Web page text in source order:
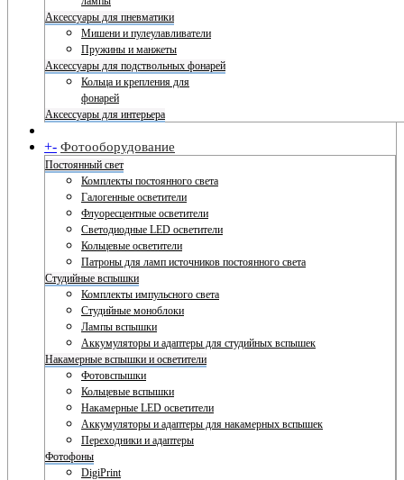
Аксессуары для пневматики
Мишени и пулеулавливатели
Пружины и манжеты
Аксессуары для подствольных фонарей
Кольца и крепления для
фонарей
Аксессуары для интерьера
+- Фотооборудование
Постоянный свет
Комплекты постоянного света
Галогенные осветители
Флуоресцентные осветители
Светодиодные LED осветители
Кольцевые осветители
Патроны для ламп источников постоянного света
Студийные вспышки
Комплекты импульсного света
Студийные моноблоки
Лампы вспышки
Аккумуляторы и адаптеры для студийных вспышек
Накамерные вспышки и осветители
Фотовспышки
Кольцевые вспышки
Накамерные LED осветители
Аккумуляторы и адаптеры для накамерных вспышек
Переходники и адаптеры
Фотофоны
DigiPrint